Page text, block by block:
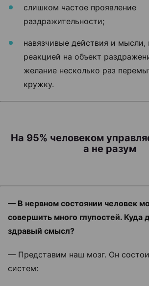
слишком частое проявление
раздражительности;
навязчивые действия и мысли,
реакцией на объект
желание несколько раз
кружку.
На 95% человеком
а не разум
— В нервном состоянии человек
совершить много глупостей. Куда
здравый смысл?
— Представим наш мозг. Он
систем: